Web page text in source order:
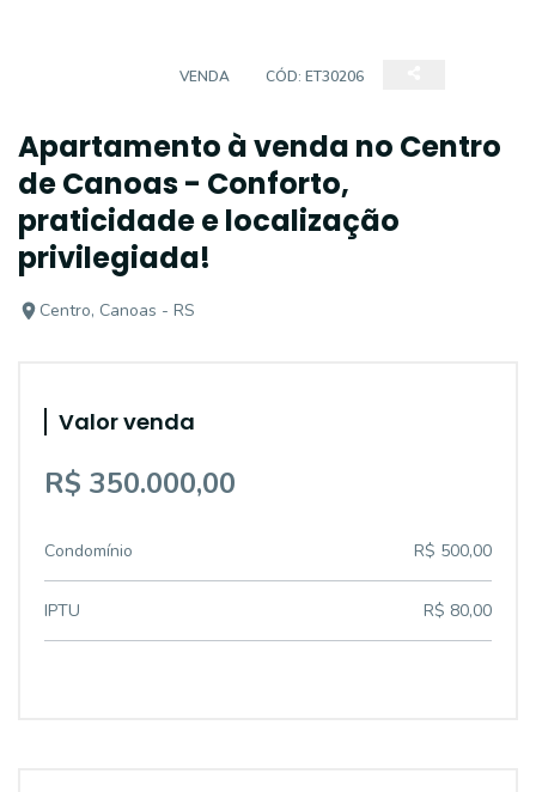
VENDA CÓD: ET30206
Apartamento à venda no Centro
de Canoas - Conforto,
praticidade e localização
privilegiada!
Centro, Canoas - RS
Valor venda
R$ 350.000,00
Condomínio R$ 500,00
IPTU R$ 80,00